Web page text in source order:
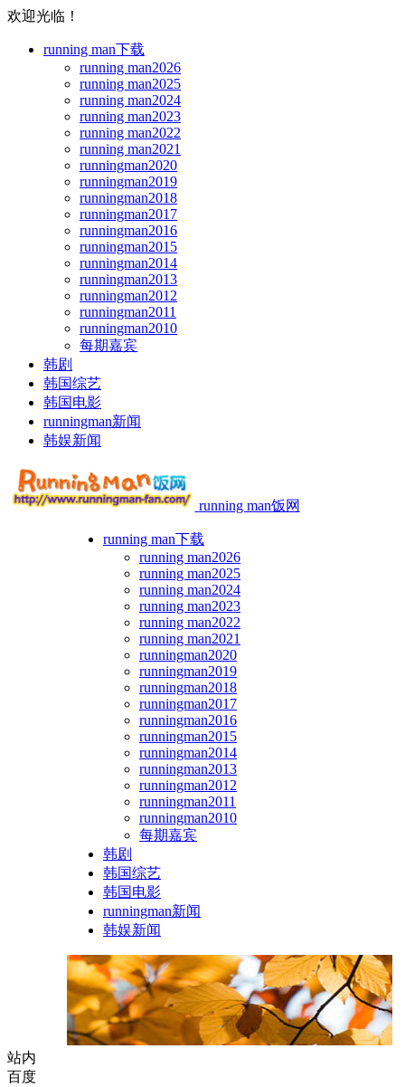
欢迎光临！
running man下载
running man2026
running man2025
running man2024
running man2023
running man2022
running man2021
runningman2020
runningman2019
runningman2018
runningman2017
runningman2016
runningman2015
runningman2014
runningman2013
runningman2012
runningman2011
runningman2010
每期嘉宾
韩剧
韩国综艺
韩国电影
runningman新闻
韩娱新闻
running man饭网
running man下载
running man2026
running man2025
running man2024
running man2023
running man2022
running man2021
runningman2020
runningman2019
runningman2018
runningman2017
runningman2016
runningman2015
runningman2014
runningman2013
runningman2012
runningman2011
runningman2010
每期嘉宾
韩剧
韩国综艺
韩国电影
runningman新闻
韩娱新闻
站内
百度